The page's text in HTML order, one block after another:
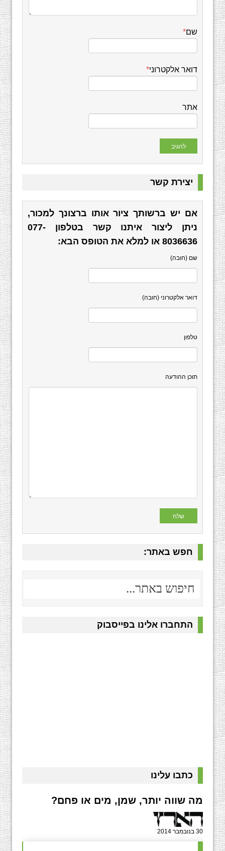
שם*
דואר אלקטרוני*
אתר
יצירת קשר
אם יש ברשותך ציור אותו ברצונך למכור,
ניתן ליצור איתנו קשר בטלפון 077-
8036636 או למלא את הטופס הבא:
שם (חובה)
דואר אלקטרוני (חובה)
טלפון
תוכן ההודעה
חפש באתר:
התחברו אלינו בפייסבוק
כתבו עלינו
מה שווה יותר, שמן, מים או פחם?
30 בנובמבר 2014